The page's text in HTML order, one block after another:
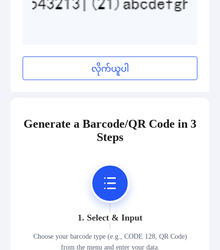
လိုက်ယူပါ
Generate a Barcode/QR Code in 3
Steps
1. Select & Input
Choose your barcode type (e.g., CODE 128, QR Code)
from the menu and enter your data.